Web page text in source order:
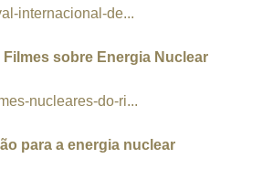
internacional-de...
Filmes sobre Energia Nuclear
nucleares-do-ri...
para a energia nuclear